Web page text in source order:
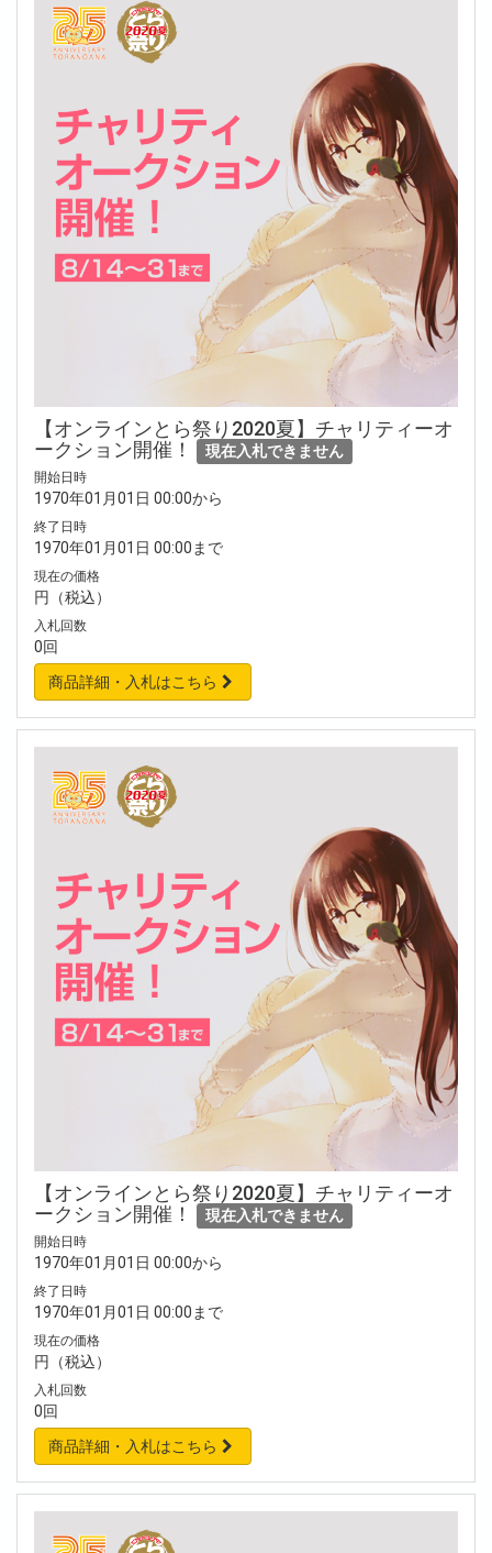
【オンラインとら祭り2020夏】チャリティーオ
ークション開催！
現在入札できません
開始日時
1970年01月01日 00:00から
終了日時
1970年01月01日 00:00まで
現在の価格
円（税込）
入札回数
0回
商品詳細・入札はこちら
【オンラインとら祭り2020夏】チャリティーオ
ークション開催！
現在入札できません
開始日時
1970年01月01日 00:00から
終了日時
1970年01月01日 00:00まで
現在の価格
円（税込）
入札回数
0回
商品詳細・入札はこちら